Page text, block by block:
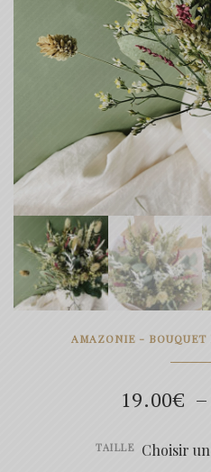
AMAZONIE - BOUQUET
19.00€ –
TAILLE